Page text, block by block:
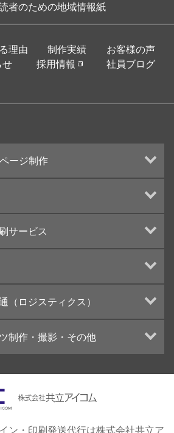
者のための地域情報紙
理由 制作実績
お客様の声
せ 採用情報
社員ブログ
ージ制作
サービス
印刷
ト制作・印刷
）
・オフセット）
ーション・デザイン
（ロジスティクス）
制作・撮影・その他
作
ン・印刷発送代行は株式会社共立ア